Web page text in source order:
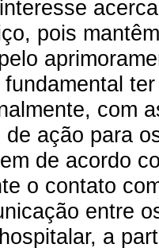
pois
com
ação para
de acordo
o contato
entre
a